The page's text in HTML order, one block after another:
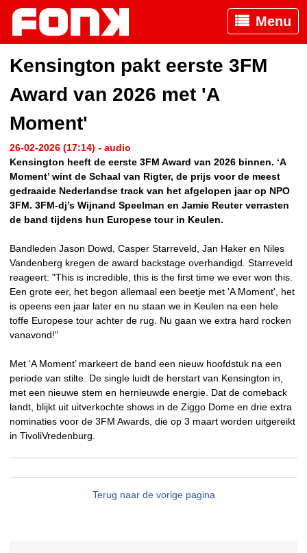
Menu
Kensington pakt eerste 3FM
Award van 2026 met 'A
Moment'
26-02-2026 (17:14) - audio
Kensington heeft de eerste 3FM Award van 2026 binnen. ‘A
Moment’ wint de Schaal van Rigter, de prijs voor de meest
gedraaide Nederlandse track van het afgelopen jaar op NPO
3FM. 3FM-dj’s Wijnand Speelman en Jamie Reuter verrasten
de band tijdens hun Europese tour in Keulen.
Bandleden Jason Dowd, Casper Starreveld, Jan Haker en Niles
Vandenberg kregen de award backstage overhandigd. Starreveld
reageert: "This is incredible, this is the first time we ever won this.
Een grote eer, het begon allemaal een beetje met 'A Moment', het
is opeens een jaar later en nu staan we in Keulen na een hele
toffe Europese tour achter de rug. Nu gaan we extra hard rocken
vanavond!"
Met ‘A Moment’ markeert de band een nieuw hoofdstuk na een
periode van stilte. De single luidt de herstart van Kensington in,
met een nieuwe stem en hernieuwde energie. Dat de comeback
landt, blijkt uit uitverkochte shows in de Ziggo Dome en drie extra
nominaties voor de 3FM Awards, die op 3 maart worden uitgereikt
in TivoliVredenburg.
Terug naar de vorige pagina